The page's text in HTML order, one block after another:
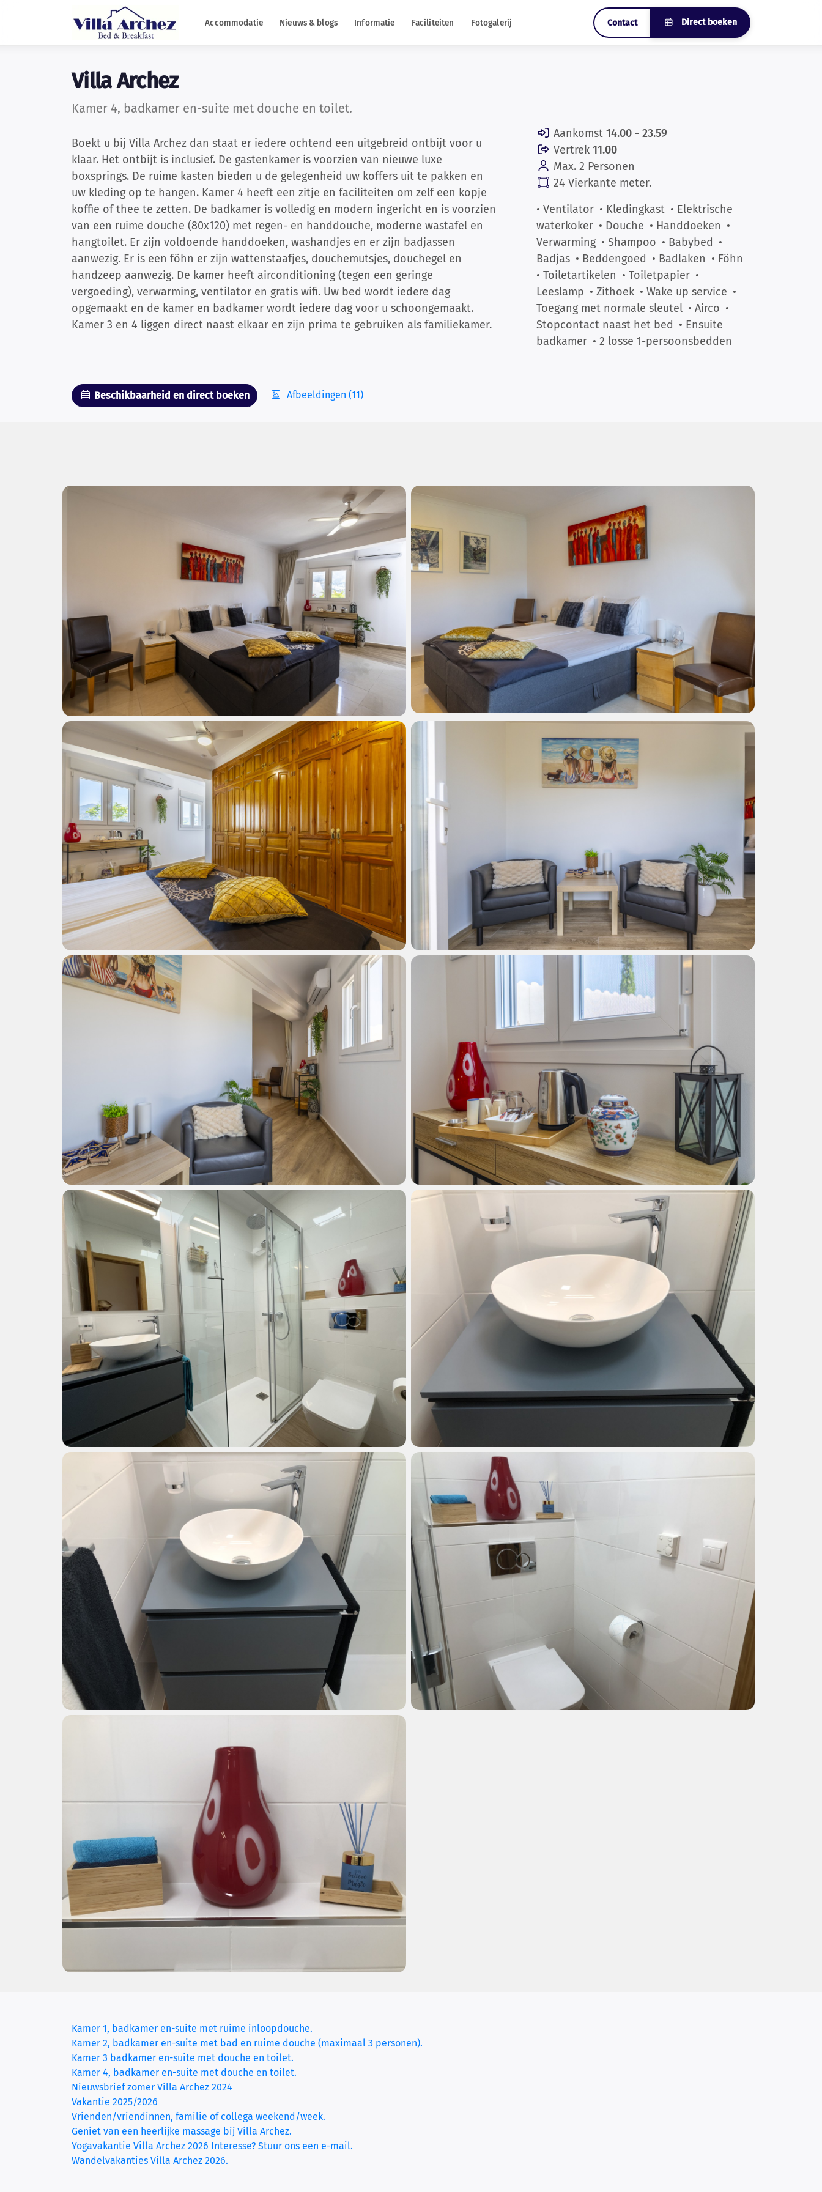
Accommodatie Nieuws & blogs Informatie Faciliteiten Fotogalerij Contact Direct boeken
Villa Archez
Kamer 4, badkamer en-suite met douche en toilet.
Boekt u bij Villa Archez dan staat er iedere ochtend een uitgebreid ontbijt voor u
klaar. Het ontbijt is inclusief. De gastenkamer is voorzien van nieuwe luxe
boxsprings. De ruime kasten bieden u de gelegenheid uw koffers uit te pakken en
uw kleding op te hangen. Kamer 4 heeft een zitje en faciliteiten om zelf een kopje
koffie of thee te zetten. De badkamer is volledig en modern ingericht en is voorzien
van een ruime douche (80x120) met regen- en handdouche, moderne wastafel en
hangtoilet. Er zijn voldoende handdoeken, washandjes en er zijn badjassen
aanwezig. Er is een föhn er zijn wattenstaafjes, douchemutsjes, douchegel en
handzeep aanwezig. De kamer heeft airconditioning (tegen een geringe
vergoeding), verwarming, ventilator en gratis wifi. Uw bed wordt iedere dag
opgemaakt en de kamer en badkamer wordt iedere dag voor u schoongemaakt.
Kamer 3 en 4 liggen direct naast elkaar en zijn prima te gebruiken als familiekamer.
Beschikbaarheid en direct boeken Afbeeldingen (11)
Aankomst 14.00 - 23.59
Vertrek 11.00
Max. 2 Personen
24 Vierkante meter.
• Ventilator • Kledingkast • Elektrische
waterkoker • Douche • Handdoeken •
Verwarming • Shampoo • Babybed •
Badjas • Beddengoed • Badlaken • Föhn
• Toiletartikelen • Toiletpapier •
Leeslamp • Zithoek • Wake up service •
Toegang met normale sleutel • Airco •
Stopcontact naast het bed • Ensuite
badkamer • 2 losse 1-persoonsbedden
Kamer 1, badkamer en-suite met ruime inloopdouche.
Kamer 2, badkamer en-suite met bad en ruime douche (maximaal 3 personen).
Kamer 3 badkamer en-suite met douche en toilet.
Kamer 4, badkamer en-suite met douche en toilet.
Nieuwsbrief zomer Villa Archez 2024
Vakantie 2025/2026
Vrienden/vriendinnen, familie of collega weekend/week.
Geniet van een heerlijke massage bij Villa Archez.
Yogavakantie Villa Archez 2026 Interesse? Stuur ons een e-mail.
Wandelvakanties Villa Archez 2026.